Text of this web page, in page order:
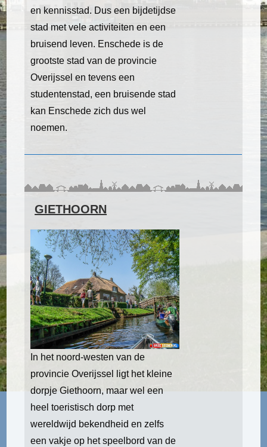
en kennisstad. Dus een bijdetijdse
stad met vele activiteiten en een
bruisend leven. Enschede is de
grootste stad van de provincie
Overijssel en tevens een
studentenstad, een bruisende stad
kan Enschede zich dus wel
noemen.
GIETHOORN
In het noord-westen van de
provincie Overijssel ligt het kleine
dorpje Giethoorn, maar wel een
heel toeristisch dorp met
wereldwijd bekendheid en zelfs
een vakje op het speelbord van de